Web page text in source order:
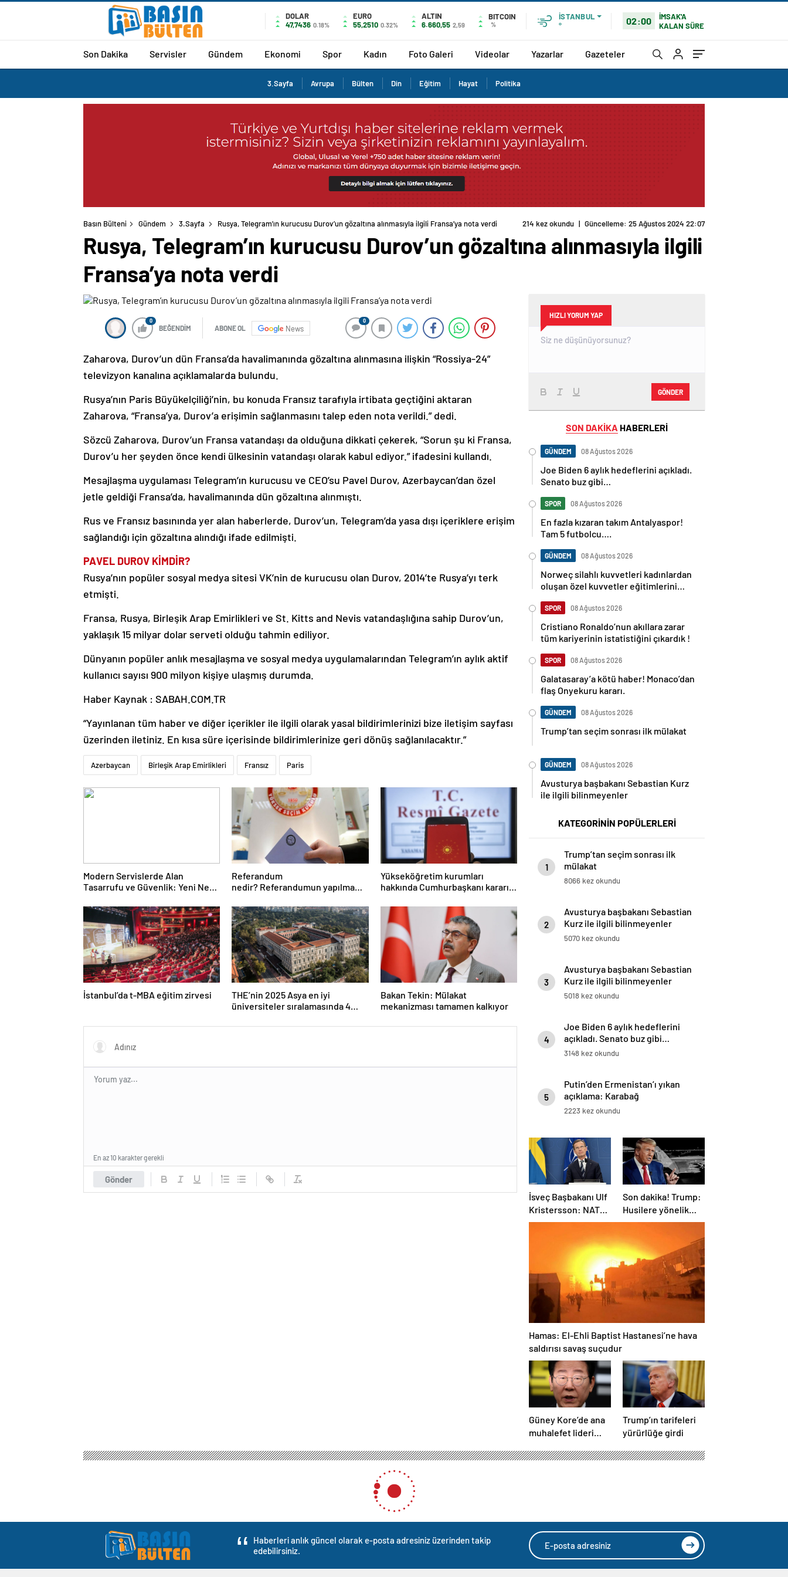
DOLAR
47,7436 0.18%
EURO
55,2510 0.32%
ALTIN
6.660,55 2,59
BITCOIN
%
İSTANBUL
°
02:00
İMSAK'A
KALAN SÜRE
Son Dakika Servisler Gündem Ekonomi Spor Kadın Foto Galeri Videolar Yazarlar Gazeteler
3.Sayfa Avrupa Bülten Din Eğitim Hayat Politika
Basın Bülteni Gündem 3.Sayfa Rusya, Telegram’ın kurucusu Durov’un gözaltına alınmasıyla ilgili Fransa’ya nota verdi 214 kez okundu | Güncelleme: 25 Ağustos 2024 22:07
Rusya, Telegram’ın kurucusu Durov’un gözaltına alınmasıyla ilgili
Fransa’ya nota verdi
0
BEĞENDİM ABONE OL News
0
Zaharova, Durov’un dün Fransa’da havalimanında gözaltına alınmasına ilişkin “Rossiya-24”
televizyon kanalına açıklamalarda bulundu.
Rusya’nın Paris Büyükelçiliği’nin, bu konuda Fransız tarafıyla irtibata geçtiğini aktaran
Zaharova, “Fransa’ya, Durov’a erişimin sağlanmasını talep eden nota verildi.” dedi.
Sözcü Zaharova, Durov’un Fransa vatandaşı da olduğuna dikkati çekerek, “Sorun şu ki Fransa,
Durov’u her şeyden önce kendi ülkesinin vatandaşı olarak kabul ediyor.” ifadesini kullandı.
Mesajlaşma uygulaması Telegram’ın kurucusu ve CEO’su Pavel Durov, Azerbaycan’dan özel
jetle geldiği Fransa’da, havalimanında dün gözaltına alınmıştı.
Rus ve Fransız basınında yer alan haberlerde, Durov’un, Telegram’da yasa dışı içeriklere erişim
sağlandığı için gözaltına alındığı ifade edilmişti.
PAVEL DUROV KİMDİR?
Rusya’nın popüler sosyal medya sitesi VK’nin de kurucusu olan Durov, 2014’te Rusya’yı terk
etmişti.
Fransa, Rusya, Birleşik Arap Emirlikleri ve St. Kitts and Nevis vatandaşlığına sahip Durov’un,
yaklaşık 15 milyar dolar serveti olduğu tahmin ediliyor.
Dünyanın popüler anlık mesajlaşma ve sosyal medya uygulamalarından Telegram’ın aylık aktif
kullanıcı sayısı 900 milyon kişiye ulaşmış durumda.
Haber Kaynak : SABAH.COM.TR
“Yayınlanan tüm haber ve diğer içerikler ile ilgili olarak yasal bildirimlerinizi bize iletişim sayfası
üzerinden iletiniz. En kısa süre içerisinde bildirimlerinize geri dönüş sağlanılacaktır.”
Azerbaycan Birleşik Arap Emirlikleri Fransız Paris
Modern Servislerde Alan
Tasarrufu ve Güvenlik: Yeni Nesil
Referandum
nedir? Referandumun yapılma
Yükseköğretim kurumları
hakkında Cumhurbaşkanı kararı
İstanbul’da t-MBA eğitim zirvesi
THE’nin 2025 Asya en iyi
üniversiteler sıralamasında 4
Bakan Tekin: Mülakat
mekanizması tamamen kalkıyor
Gönder
En az 10 karakter gerekli
HIZLI YORUM YAP
GÖNDER
SON DAKİKA HABERLERİ
GÜNDEM 08 Ağustos 2026
Joe Biden 6 aylık hedeflerini açıkladı.
Senato buz gibi…
SPOR 08 Ağustos 2026
En fazla kızaran takım Antalyaspor!
Tam 5 futbolcu….
GÜNDEM 08 Ağustos 2026
Norweç silahlı kuvvetleri kadınlardan
oluşan özel kuvvetler eğitimlerini
SPOR 08 Ağustos 2026
Cristiano Ronaldo’nun akıllara zarar
tüm kariyerinin istatistiğini çıkardık !
SPOR 08 Ağustos 2026
Galatasaray’a kötü haber! Monaco’dan
flaş Onyekuru kararı.
GÜNDEM 08 Ağustos 2026
Trump’tan seçim sonrası ilk mülakat
GÜNDEM 08 Ağustos 2026
Avusturya başbakanı Sebastian Kurz
ile ilgili bilinmeyenler
KATEGORİNİN POPÜLERLERİ
1
Trump’tan seçim sonrası ilk
mülakat
8066 kez okundu
2
Avusturya başbakanı Sebastian
Kurz ile ilgili bilinmeyenler
5070 kez okundu
3
Avusturya başbakanı Sebastian
Kurz ile ilgili bilinmeyenler
5018 kez okundu
4
Joe Biden 6 aylık hedeflerini
açıkladı. Senato buz gibi…
3148 kez okundu
5
Putin’den Ermenistan’ı yıkan
açıklama: Karabağ
Azerbaycan’ın ayrılmaz bir
2223 kez okundu
İsveç Başbakanı Ulf
Kristersson: NATO
ülkeleri savunma
Son dakika! Trump:
Husilere yönelik
saldırıları
Hamas: El-Ehli Baptist Hastanesi’ne hava
saldırısı savaş suçudur
Güney Kore’de ana
muhalefet lideri
parti
Trump’ın tarifeleri
yürürlüğe girdi
Haberleri anlık güncel olarak e-posta adresiniz üzerinden takip
edebilirsiniz.